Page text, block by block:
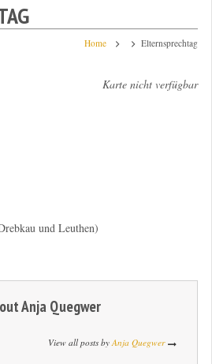
Home Elternsprechtag
Karte nicht verfügbar
und Leuthen)
Anja Quegwer
View all posts by Anja Quegwer